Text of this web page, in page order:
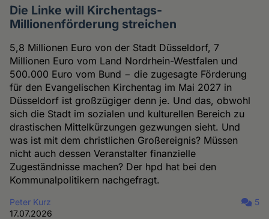
Die Linke will Kirchentags-
Millionenförderung streichen
5,8 Millionen Euro von der Stadt Düsseldorf, 7
Millionen Euro vom Land Nordrhein-Westfalen und
500.000 Euro vom Bund − die zugesagte Förderung
für den Evangelischen Kirchentag im Mai 2027 in
Düsseldorf ist großzügiger denn je. Und das, obwohl
sich die Stadt im sozialen und kulturellen Bereich zu
drastischen Mittelkürzungen gezwungen sieht. Und
was ist mit dem christlichen Großereignis? Müssen
nicht auch dessen Veranstalter finanzielle
Zugeständnisse machen? Der hpd hat bei den
Kommunalpolitikern nachgefragt.
Peter Kurz
17.07.2026
5